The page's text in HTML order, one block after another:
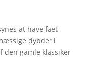
at have fået
dybder i
den gamle klassiker